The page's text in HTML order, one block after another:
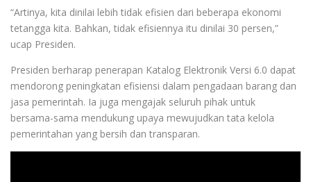
“Artinya, kita dinilai lebih tidak efisien dari beberapa ekonomi
tetangga kita. Bahkan, tidak efisiennya itu dinilai 30 persen,”
ucap Presiden.
Presiden berharap penerapan Katalog Elektronik Versi 6.0 dapat
mendorong peningkatan efisiensi dalam pengadaan barang dan
jasa pemerintah. Ia juga mengajak seluruh pihak untuk
bersama-sama mendukung upaya mewujudkan tata kelola
pemerintahan yang bersih dan transparan.